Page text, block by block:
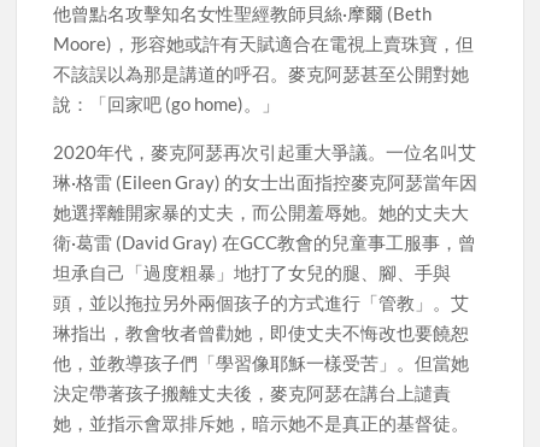
他曾點名攻擊知名女性聖經教師貝絲·摩爾 (Beth
Moore)，形容她或許有天賦適合在電視上賣珠寶，但
不該誤以為那是講道的呼召。麥克阿瑟甚至公開對她
說：「回家吧 (go home)。」
2020年代，麥克阿瑟再次引起重大爭議。一位名叫艾
琳·格雷 (Eileen Gray) 的女士出面指控麥克阿瑟當年因
她選擇離開家暴的丈夫，而公開羞辱她。她的丈夫大
衛·葛雷 (David Gray) 在GCC教會的兒童事工服事，曾
坦承自己「過度粗暴」地打了女兒的腿、腳、手與
頭，並以拖拉另外兩個孩子的方式進行「管教」。艾
琳指出，教會牧者曾勸她，即使丈夫不悔改也要饒恕
他，並教導孩子們「學習像耶穌一樣受苦」。但當她
決定帶著孩子搬離丈夫後，麥克阿瑟在講台上譴責
她，並指示會眾排斥她，暗示她不是真正的基督徒。